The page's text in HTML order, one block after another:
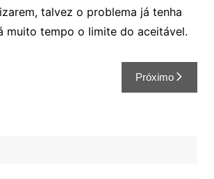
talvez o problema já tenha
muito tempo o limite do aceitável.
Próximo